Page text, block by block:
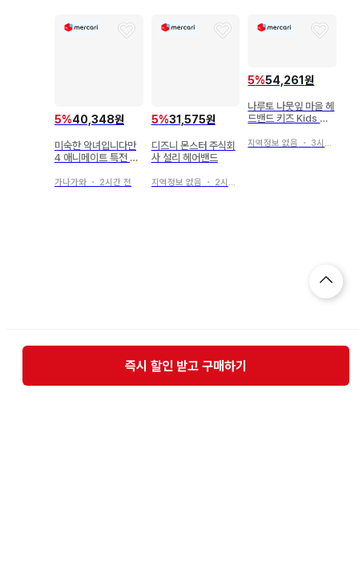
5%40,348원
미숙한 악녀입니다만
4 애니메이트 특전 SS
가나가와 ・ 2시간 전
5%31,575원
디즈니 몬스터 주식회
사 설리 헤어밴드
지역정보 없음 ・ 2시간 전
5%54,261원
나루토 나뭇잎 마을 헤
드밴드 키즈 Kids 후
지역정보 없음 ・ 3시간 전
즉시 할인 받고 구매하기